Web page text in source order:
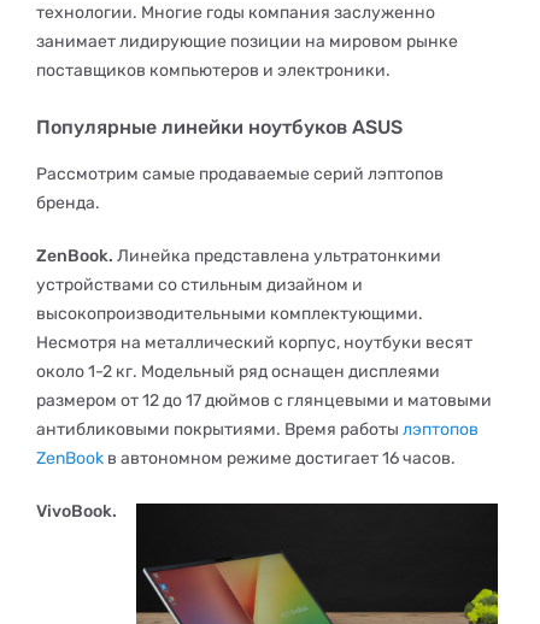
технологии. Многие годы компания заслуженно
занимает лидирующие позиции на мировом рынке
поставщиков компьютеров и электроники.
Популярные линейки ноутбуков ASUS
Рассмотрим самые продаваемые серий лэптопов
бренда.
ZenBook. Линейка представлена ультратонкими
устройствами со стильным дизайном и
высокопроизводительными комплектующими.
Несмотря на металлический корпус, ноутбуки весят
около 1-2 кг. Модельный ряд оснащен дисплеями
размером от 12 до 17 дюймов с глянцевыми и матовыми
антибликовыми покрытиями. Время работы лэптопов
ZenBook в автономном режиме достигает 16 часов.
VivoBook.